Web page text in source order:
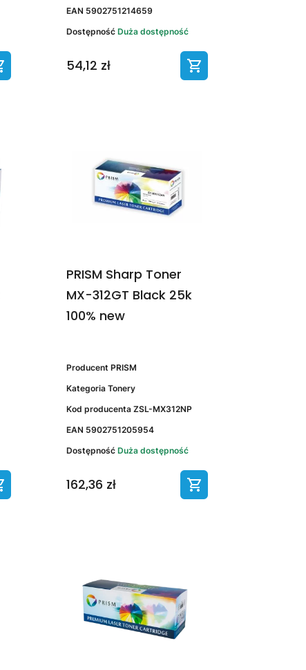
EAN 5902751214659
Dostępność Duża dostępność
54,12 zł
PRISM Sharp Toner
MX-312GT Black 25k
100% new
Producent PRISM
Kategoria Tonery
Kod producenta ZSL-MX312NP
EAN 5902751205954
Dostępność Duża dostępność
162,36 zł